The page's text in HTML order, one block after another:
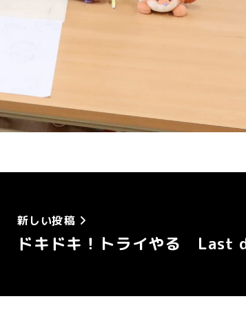
新しい投稿
ドキドキ！トライやる Last